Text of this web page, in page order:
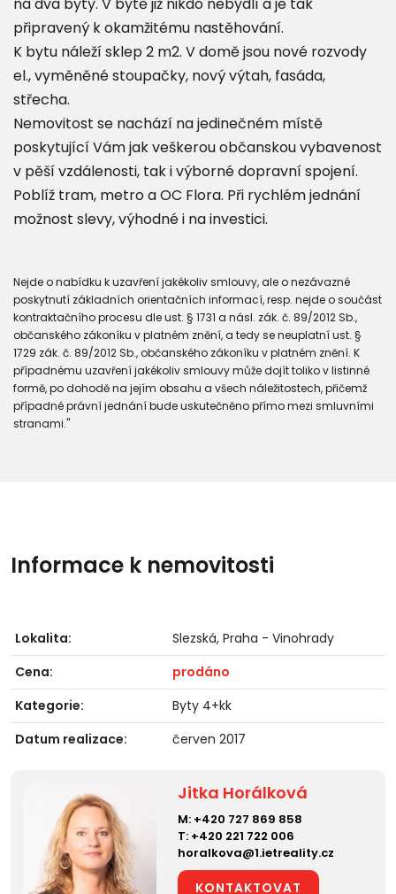
připravený k okamžitému nastěhování.
K bytu náleží sklep 2 m2. V domě jsou nové rozvody
el., vyměněné stoupačky, nový výtah, fasáda,
střecha.
Nemovitost se nachází na jedinečném místě
poskytující Vám jak veškerou občanskou vybavenost
v pěší vzdálenosti, tak i výborné dopravní spojení.
Poblíž tram, metro a OC Flora. Při rychlém jednání
možnost slevy, výhodné i na investici.
Nejde o nabídku k uzavření jakékoliv smlouvy, ale o nezávazné
poskytnutí základních orientačních informací, resp. nejde o součást
kontraktačního procesu dle ust. § 1731 a násl. zák. č. 89/2012 Sb.,
občanského zákoníku v platném znění, a tedy se neuplatní ust. §
1729 zák. č. 89/2012 Sb., občanského zákoníku v platném znění. K
případnému uzavření jakékoliv smlouvy může dojít toliko v listinné
formě, po dohodě na jejím obsahu a všech náležitostech, přičemž
případné právní jednání bude uskutečněno přímo mezi smluvními
stranami."
Informace k nemovitosti
Lokalita:
Slezská, Praha - Vinohrady
Cena:
prodáno
Kategorie:
Byty 4+kk
Datum realizace:
červen 2017
Jitka Horálková
M: +420 727 869 858
T: +420 221 722 006
horalkova@1.ietreality.cz
KONTAKTOVAT